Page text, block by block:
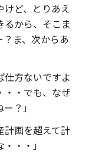
けど、とりあえ
るから、そこま
ま、次からあ
仕方ないですよ
・・でも、なぜ
？」
計画を超えて計
・・」